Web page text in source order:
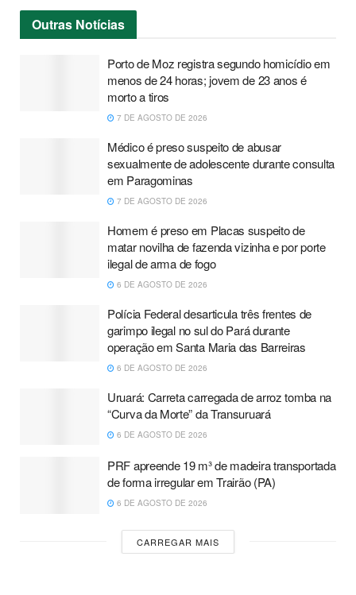
Outras Notícias
Porto de Moz registra segundo homicídio em
menos de 24 horas; jovem de 23 anos é
morto a tiros
7 DE AGOSTO DE 2026
Médico é preso suspeito de abusar
sexualmente de adolescente durante consulta
em Paragominas
7 DE AGOSTO DE 2026
Homem é preso em Placas suspeito de
matar novilha de fazenda vizinha e por porte
ilegal de arma de fogo
6 DE AGOSTO DE 2026
Polícia Federal desarticula três frentes de
garimpo ilegal no sul do Pará durante
operação em Santa Maria das Barreiras
6 DE AGOSTO DE 2026
Uruará: Carreta carregada de arroz tomba na
“Curva da Morte” da Transuruará
6 DE AGOSTO DE 2026
PRF apreende 19 m³ de madeira transportada
de forma irregular em Trairão (PA)
6 DE AGOSTO DE 2026
CARREGAR MAIS